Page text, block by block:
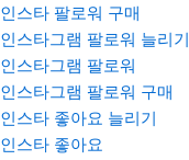
인스타 팔로워 구매
인스타그램 팔로워 늘리기
인스타그램 팔로워
인스타그램 팔로워 구매
인스타 좋아요 늘리기
인스타 좋아요